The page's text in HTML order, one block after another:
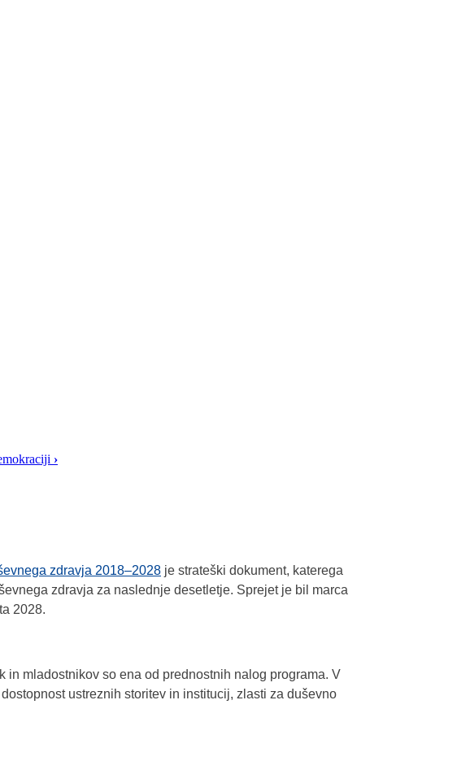
›
zdravja 2018–2028 je strateški dokument, katerega
zdravja za naslednje desetletje. Sprejet je bil marca
2028.
in mladostnikov so ena od prednostnih nalog programa. V
ustreznih storitev in institucij, zlasti za duševno